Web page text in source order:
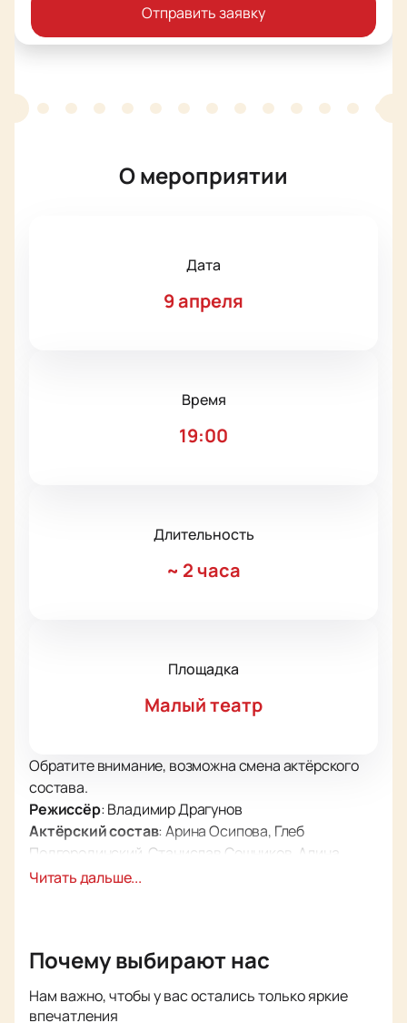
Отправить заявку
О мероприятии
Дата
9 апреля
Время
19:00
Длительность
~ 2 часа
Площадка
Малый театр
Обратите внимание, возможна смена актёрского
состава.
Режиссёр: Владимир Драгунов
Актёрский состав: Арина Осипова, Глеб
Подгородинский, Станислав Сошников, Алина
Колесникова, Лидия Милюзина, Максим Хрусталёв,
событием в культурной жизни столицы. Премьера
Малого театра, расположенной в сердце Москвы.
Читать дальше...
Почему выбирают нас
Нам важно, чтобы у вас остались только яркие
впечатления